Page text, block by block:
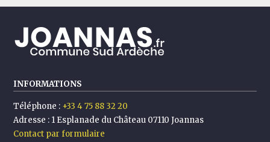
INFORMATIONS
Téléphone : +33 4 75 88 32 20
Adresse : 1 Esplanade du Château 07110 Joannas
Contact par formulaire